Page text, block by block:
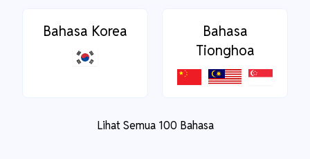
Bahasa Korea
Bahasa
Tionghoa
Lihat Semua 100 Bahasa